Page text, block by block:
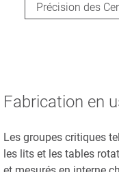
Précision des
Fabrication en
Les groupes critiques
les lits et les tables